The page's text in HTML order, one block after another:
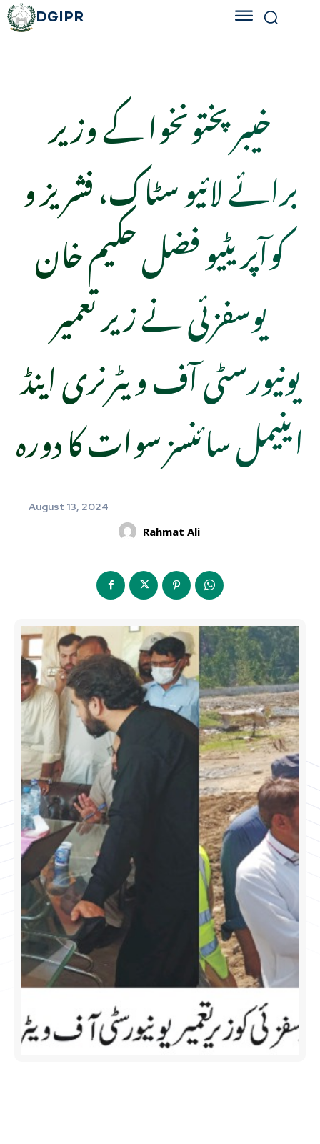
DGIPR
خیبرپختونخوا کے وزیر
برائے لائیو سٹاک، فشریز و
کوآپریٹیو فضل حکیم خان
یوسفزئی نے زیر تعمیر
یونیورسٹی آف ویٹرنری اینڈ
اینیمل سائنسز سوات کا دورہ
August 13, 2024
Rahmat Ali